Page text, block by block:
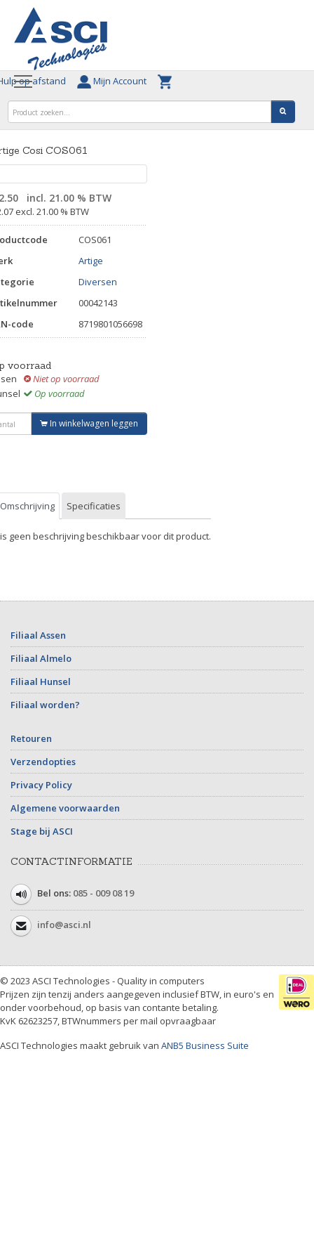
op afstand Mijn Account
Cosi COS061
incl. 21.00 % BTW
excl. 21.00 % BTW
COS061
Artige
Diversen
00042143
code
8719801056698
voorraad
Niet op voorraad
Op voorraad
In winkelwagen leggen
Omschrijving Specificaties
geen beschrijving beschikbaar voor dit product.
Filiaal Assen
Filiaal Almelo
Filiaal Hunsel
Filiaal worden?
Retouren
Verzendopties
Privacy Policy
Algemene voorwaarden
Stage bij ASCI
CONTACTINFORMATIE
Bel ons: 085 - 009 08 19
info@asci.nl
© 2023 ASCI Technologies - Quality in computers
Prijzen zijn tenzij anders aangegeven inclusief BTW, in euro's en
onder voorbehoud, op basis van contante betaling.
KvK 62623257, BTWnummers per mail opvraagbaar
ASCI Technologies maakt gebruik van ANB5 Business Suite